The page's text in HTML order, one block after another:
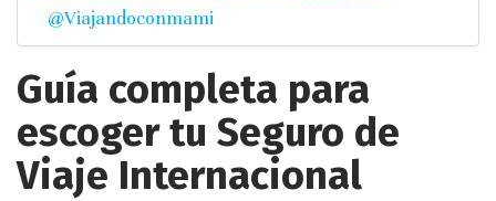
@Viajandoconmami
Guía completa para
escoger tu Seguro de
Viaje Internacional